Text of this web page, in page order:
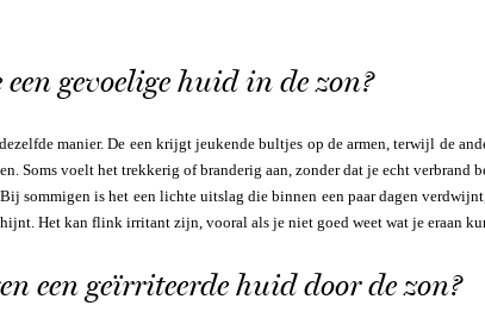
een gevoelige huid in de zon?
manier. De een krijgt jeukende bultjes op de armen, terwijl de
Soms voelt het trekkerig of branderig aan, zonder dat je echt verbrand
sommigen is het een lichte uitslag die binnen een paar dagen
Het kan flink irritant zijn, vooral als je niet goed weet wat je eraan
een geïrriteerde huid door de zon?